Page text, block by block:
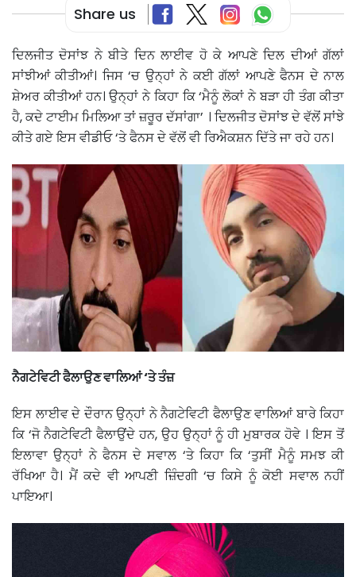
Share us
ਦਿਲਜੀਤ ਦੋਸਾਂਝ ਨੇ ਬੀਤੇ ਦਿਨ ਲਾਈਵ ਹੋ ਕੇ ਆਪਣੇ ਦਿਲ ਦੀਆਂ ਗੱਲਾਂ
ਸਾਂਝੀਆਂ ਕੀਤੀਆਂ। ਜਿਸ ‘ਚ ਉਨ੍ਹਾਂ ਨੇ ਕਈ ਗੱਲਾਂ ਆਪਣੇ ਫੈਨਸ ਦੇ ਨਾਲ
ਸ਼ੇਅਰ ਕੀਤੀਆਂ ਹਨ। ਉਨ੍ਹਾਂ ਨੇ ਕਿਹਾ ਕਿ ‘ਮੈਨੂੰ ਲੋਕਾਂ ਨੇ ਬੜਾ ਹੀ ਤੰਗ ਕੀਤਾ
ਹੈ, ਕਦੇ ਟਾਈਮ ਮਿਲਿਆ ਤਾਂ ਜ਼ਰੂਰ ਦੱਸਾਂਗਾ’ । ਦਿਲਜੀਤ ਦੋਸਾਂਝ ਦੇ ਵੱਲੋਂ ਸਾਂਝੇ
ਕੀਤੇ ਗਏ ਇਸ ਵੀਡੀਓ ‘ਤੇ ਫੈਨਸ ਦੇ ਵੱਲੋਂ ਵੀ ਰਿਐਕਸ਼ਨ ਦਿੱਤੇ ਜਾ ਰਹੇ ਹਨ।
ਨੈਗਟੇਵਿਟੀ ਫੈਲਾਉਣ ਵਾਲਿਆਂ ‘ਤੇ ਤੰਜ਼
ਇਸ ਲਾਈਵ ਦੇ ਦੌਰਾਨ ਉਨ੍ਹਾਂ ਨੇ ਨੈਗਟੇਵਿਟੀ ਫੈਲਾਉਣ ਵਾਲਿਆਂ ਬਾਰੇ ਕਿਹਾ
ਕਿ ‘ਜੋ ਨੈਗਟੇਵਿਟੀ ਫੈਲਾਉਂਦੇ ਹਨ, ਉਹ ਉਨ੍ਹਾਂ ਨੂੰ ਹੀ ਮੁਬਾਰਕ ਹੋਵੇ । ਇਸ ਤੋਂ
ਇਲਾਵਾ ਉਨ੍ਹਾਂ ਨੇ ਫੈਨਸ ਦੇ ਸਵਾਲ ‘ਤੇ ਕਿਹਾ ਕਿ ‘ਤੁਸੀਂ ਮੈਨੂੰ ਸਮਝ ਕੀ
ਰੱਖਿਆ ਹੈ। ਮੈਂ ਕਦੇ ਵੀ ਆਪਣੀ ਜ਼ਿੰਦਗੀ ‘ਚ ਕਿਸੇ ਨੂੰ ਕੋਈ ਸਵਾਲ ਨਹੀਂ
ਪਾਇਆ।